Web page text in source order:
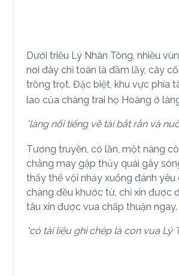
Dưới triều Lý Nhân Tông, nhiều
nơi đây chỉ toàn là đầm lầy, cây
trồng trọt. Đặc biệt, khu vực phía
lao của chàng trai họ Hoàng ở
*làng nổi tiếng về tài bắt rắn và
Tương truyền, có lần, một nàng
chẳng may gặp thủy quái gây
thấy thế vội nhảy xuống đánh
chàng đều khước từ, chỉ xin được
tâu xin được vua chấp thuận ngay.
*có tài liệu ghi chép là con vua Lý